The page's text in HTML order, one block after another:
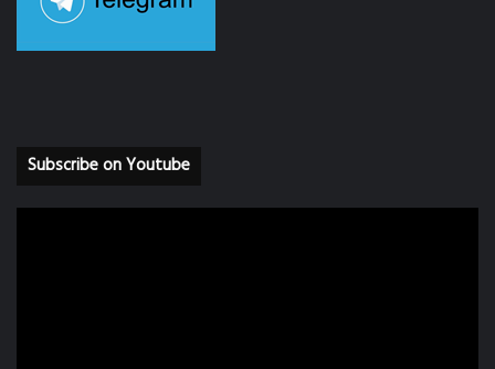
Subscribe on Youtube